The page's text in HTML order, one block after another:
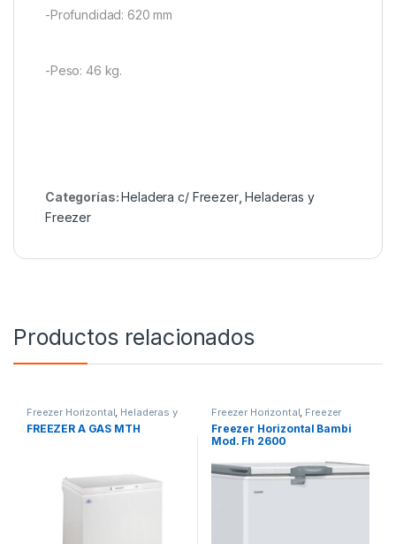
-Profundidad: 620 mm
-Peso: 46 kg.
Categorías:Heladera c/ Freezer,Heladeras y
Freezer
Productos relacionados
Freezer Horizontal, Heladeras y
Freezer
FREEZER A GAS MTH
Freezer Horizontal, Freezer
Vertical Heladeras y Freezer
Freezer Horizontal Bambi
Mod. Fh 2600